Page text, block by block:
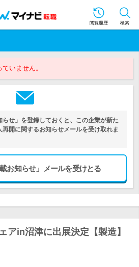
閲覧履歴 検索
いません。
らせ」を登録しておくと、この企業が新た
開に関するお知らせメールを受け取れま
お知らせ」メールを受けとる
アin沼津に出展決定【製造】